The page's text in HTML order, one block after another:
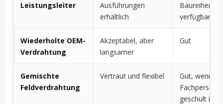
Leistungsleiter
Ausführungen
erhältlich
Baureihen
verfügbar
Wiederholte OEM-
Verdrahtung
Akzeptabel, aber
langsamer
Gut
Gemischte
Feldverdrahtung
Vertraut und flexibel
Gut, wenn
Fachpersonal
geschult ist